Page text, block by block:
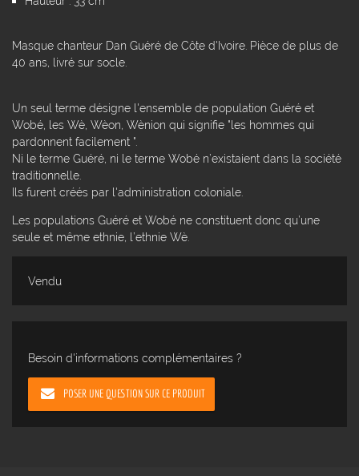
Masque chanteur Dan Guéré de Côte d'Ivoire. Pièce de plus de
40 ans, livré sur socle.
Un seul terme désigne l'ensemble de population Guéré et
Wobé, les Wè, Wèon, Wènion qui signifie "les hommes qui
pardonnent facilement ".
Ni le terme Guéré, ni le terme Wobé n’existaient dans la société
traditionnelle.
Ils furent créés par l'administration coloniale.
Les populations Guéré et Wobé ne constituent donc qu’une
seule et même ethnie, l’ethnie Wè.
Vendu
Besoin d'informations complémentaires ?
POSER UNE QUESTION SUR CE PRODUIT